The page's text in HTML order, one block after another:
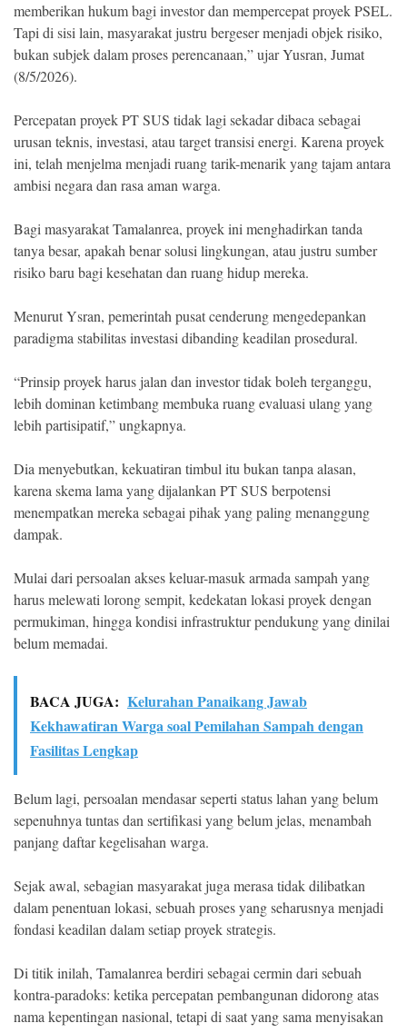
memberikan hukum bagi investor dan mempercepat proyek PSEL.
Tapi di sisi lain, masyarakat justru bergeser menjadi objek risiko,
bukan subjek dalam proses perencanaan,” ujar Yusran, Jumat
(8/5/2026).
Percepatan proyek PT SUS tidak lagi sekadar dibaca sebagai
urusan teknis, investasi, atau target transisi energi. Karena proyek
ini, telah menjelma menjadi ruang tarik-menarik yang tajam antara
ambisi negara dan rasa aman warga.
Bagi masyarakat Tamalanrea, proyek ini menghadirkan tanda
tanya besar, apakah benar solusi lingkungan, atau justru sumber
risiko baru bagi kesehatan dan ruang hidup mereka.
Menurut Ysran, pemerintah pusat cenderung mengedepankan
paradigma stabilitas investasi dibanding keadilan prosedural.
“Prinsip proyek harus jalan dan investor tidak boleh terganggu,
lebih dominan ketimbang membuka ruang evaluasi ulang yang
lebih partisipatif,” ungkapnya.
Dia menyebutkan, kekuatiran timbul itu bukan tanpa alasan,
karena skema lama yang dijalankan PT SUS berpotensi
menempatkan mereka sebagai pihak yang paling menanggung
dampak.
Mulai dari persoalan akses keluar-masuk armada sampah yang
harus melewati lorong sempit, kedekatan lokasi proyek dengan
permukiman, hingga kondisi infrastruktur pendukung yang dinilai
belum memadai.
BACA JUGA: Kelurahan Panaikang Jawab
Kekhawatiran Warga soal Pemilahan Sampah dengan
Fasilitas Lengkap
Belum lagi, persoalan mendasar seperti status lahan yang belum
sepenuhnya tuntas dan sertifikasi yang belum jelas, menambah
panjang daftar kegelisahan warga.
Sejak awal, sebagian masyarakat juga merasa tidak dilibatkan
dalam penentuan lokasi, sebuah proses yang seharusnya menjadi
fondasi keadilan dalam setiap proyek strategis.
Di titik inilah, Tamalanrea berdiri sebagai cermin dari sebuah
kontra-paradoks: ketika percepatan pembangunan didorong atas
nama kepentingan nasional, tetapi di saat yang sama menyisakan